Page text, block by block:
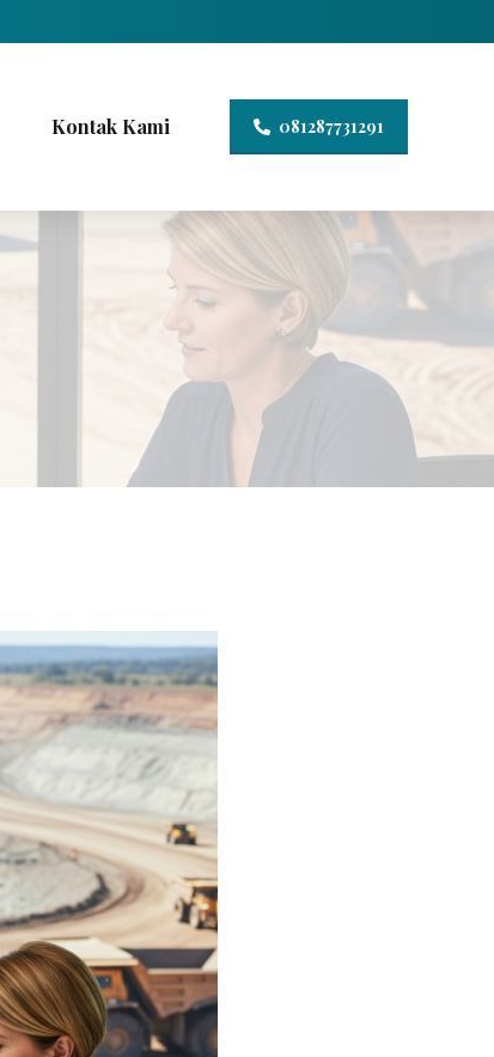
081287731291
Kontak Kami